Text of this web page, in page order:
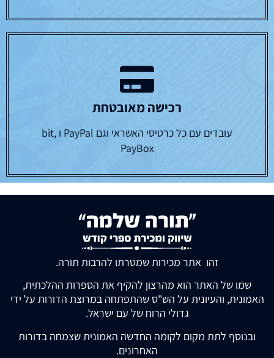
רכישה מאובטחת
עובדים עם כל כרטיסי האשראי וגם PayPal ו bit,
PayBox
זהו אתר מכירות שמטרתו להרבות תורה.
שמו של האתר הוא מהרצון להקיף את הספרות ההלכתית,
האמונית, והעיונית על הש"ס שהתפתחה במרוצת הדורות על ידי
גדולי הרוח של עם ישראל.
ובנוסף לתת מקום לקומה החדשה האמונית שצמחה בדורות
האחרונים.